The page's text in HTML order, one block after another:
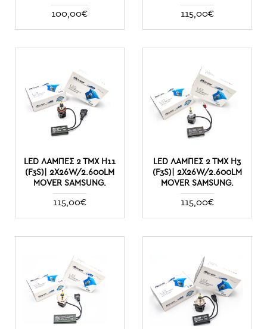
100,00€ 115,00€
LED ΛΆΜΠΕΣ 2 ΤΜΧ Η11
(F3S)| 2X26W/2.600LM
MOVER SAMSUNG.
115,00€
LED ΛΆΜΠΕΣ 2 ΤΜΧ Η3
(F3S)| 2X26W/2.600LM
MOVER SAMSUNG.
115,00€